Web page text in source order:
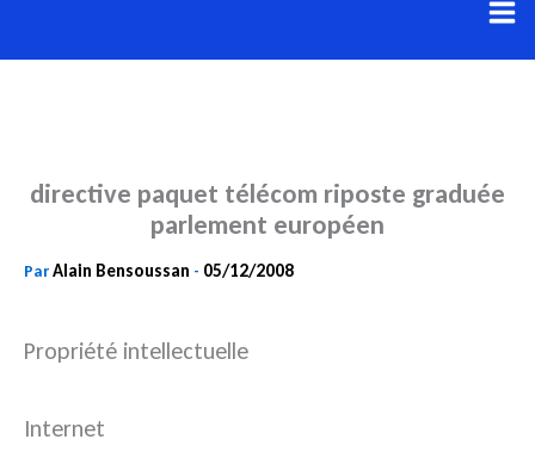
au
directive paquet télécom riposte graduée
parlement européen
ParAlain Bensoussan - 05/12/2008
Propriété intellectuelle
Internet